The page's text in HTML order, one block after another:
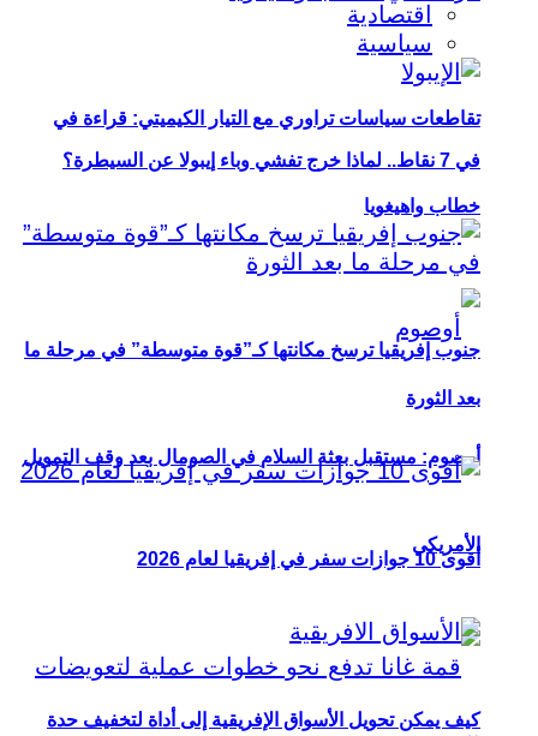
تقاطعات سياسات تراوري مع التيار الكيميتي: قراءة في
خطاب واهيغويا
أوصوم: مستقبل بعثة السلام في الصومال بعد وقف التمويل
الأمريكي
اقتصادية
سياسية
في 7 نقاط.. لماذا خرج تفشي وباء إيبولا عن السيطرة؟
جنوب إفريقيا ترسخ مكانتها كـ”قوة متوسطة” في مرحلة ما
بعد الثورة
أقوى 10 جوازات سفر في إفريقيا لعام 2026
كيف يمكن تحويل الأسواق الإفريقية إلى أداة لتخفيف حدة